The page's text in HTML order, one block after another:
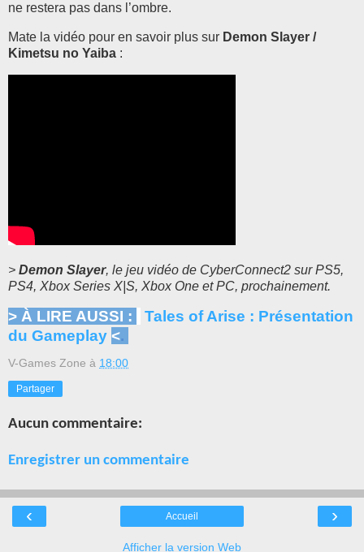
ne restera pas dans l’ombre.
Mate la vidéo pour en savoir plus sur Demon Slayer /
Kimetsu no Yaiba :
> Demon Slayer, le jeu vidéo de CyberConnect2 sur PS5,
PS4, Xbox Series X|S, Xbox One et PC, prochainement.
> À LIRE AUSSI :
Tales of Arise : Présentation
du Gameplay <.
V-Games Zone à 18:00
Partager
Aucun commentaire:
Enregistrer un commentaire
‹ ›
Accueil
Afficher la version Web